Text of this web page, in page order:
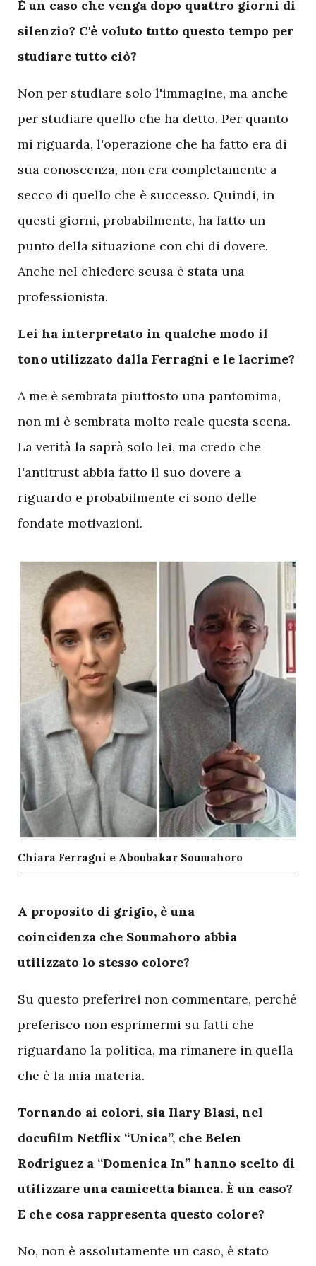
È un caso che venga dopo quattro giorni di
silenzio? C'è voluto tutto questo tempo per
studiare tutto ciò?
Non per studiare solo l'immagine, ma anche
per studiare quello che ha detto. Per quanto
mi riguarda, l'operazione che ha fatto era di
sua conoscenza, non era completamente a
secco di quello che è successo. Quindi, in
questi giorni, probabilmente, ha fatto un
punto della situazione con chi di dovere.
Anche nel chiedere scusa è stata una
professionista.
Lei ha interpretato in qualche modo il
tono utilizzato dalla Ferragni e le lacrime?
A me è sembrata piuttosto una pantomima,
non mi è sembrata molto reale questa scena.
La verità la saprà solo lei, ma credo che
l'antitrust abbia fatto il suo dovere a
riguardo e probabilmente ci sono delle
fondate motivazioni.
Chiara Ferragni e Aboubakar Soumahoro
A proposito di grigio, è una
coincidenza che Soumahoro abbia
utilizzato lo stesso colore?
Su questo preferirei non commentare, perché
preferisco non esprimermi su fatti che
riguardano la politica, ma rimanere in quella
che è la mia materia.
Tornando ai colori, sia Ilary Blasi, nel
docufilm Netflix “Unica”, che Belen
Rodriguez a “Domenica In” hanno scelto di
utilizzare una camicetta bianca. È un caso?
E che cosa rappresenta questo colore?
No, non è assolutamente un caso, è stato